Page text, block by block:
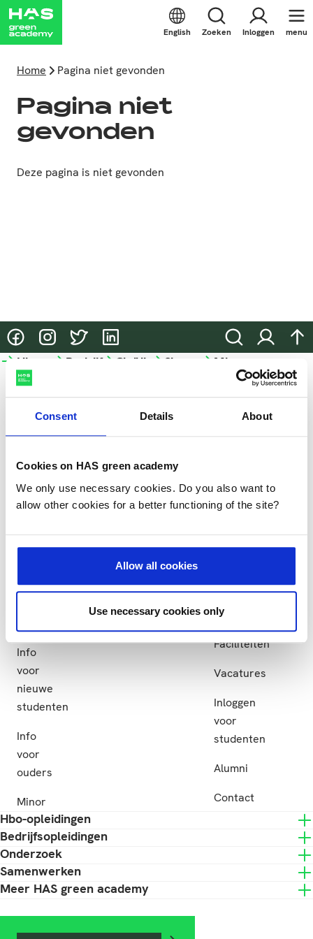
Consent Details About
Cookies on HAS green academy
We only use necessary cookies. Do you also want to
allow other cookies for a better functioning of the site?
Allow all cookies
Use necessary cookies only
English Zoeken Inloggen menu
Home Pagina niet gevonden
Pagina niet
gevonden
Deze pagina is niet gevonden
@HASgreenacademy
@HASgreenacademy
@greenacademyHAS
@HASgreenacademy ZoekenInloggen
Hbo-
opleidingen
events
Hulp
studiekeuze
aan
Info
voor
nieuwe
studenten
Info
voor
ouders
Minor
Bedrijfsopleidingen
Incompany
en
Praktische
informatie
Microcredentials
Slim-
Subsidie
Onderzoek
Lectoraten
Samenwerken
Samenwerken
Partnerbedrijven
Meer
HAS
green
academy
HAS
green
Nieuws
Evenementen
Faciliteiten
Vacatures
Inloggen
voor
studenten
Alumni
Contact
Hbo-opleidingen
Bedrijfsopleidingen
Onderzoek
Samenwerken
Meer HAS green academy